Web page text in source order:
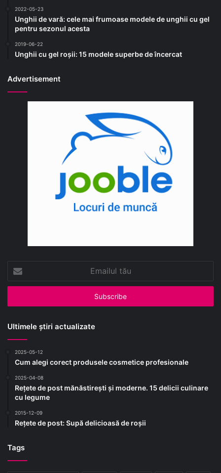
2022-05-23
Unghii de vară: cele mai frumoase modele de unghii cu gel
pentru sezonul acesta
2019-06-22
Unghii cu gel roșii: 15 modele superbe de încercat
Advertisement
tău
Ultimele știri actualizate
2025-05-12
Cum alegi corect produsele cosmetice profesionale
2025-04-08
Rețete de post mănăstirești și moderne. 15 delicii culinare
cu legume
2015-12-09
Rețete de post: Supă delicioasă de roșii
Tags